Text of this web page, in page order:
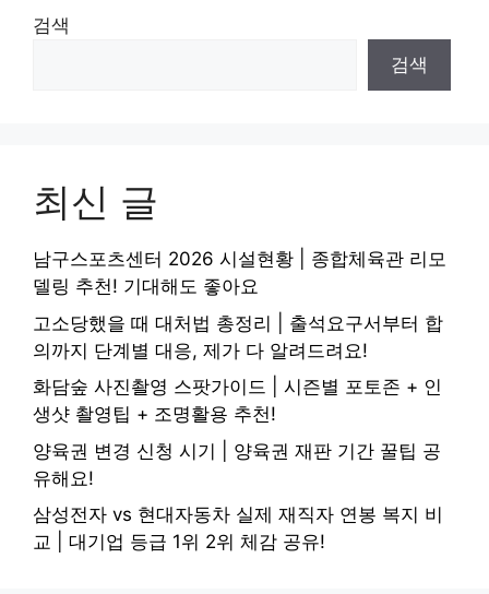
검색
검색
최신 글
남구스포츠센터 2026 시설현황 | 종합체육관 리모
델링 추천! 기대해도 좋아요
고소당했을 때 대처법 총정리 | 출석요구서부터 합
의까지 단계별 대응, 제가 다 알려드려요!
화담숲 사진촬영 스팟가이드 | 시즌별 포토존 + 인
생샷 촬영팁 + 조명활용 추천!
양육권 변경 신청 시기 | 양육권 재판 기간 꿀팁 공
유해요!
삼성전자 vs 현대자동차 실제 재직자 연봉 복지 비
교 | 대기업 등급 1위 2위 체감 공유!